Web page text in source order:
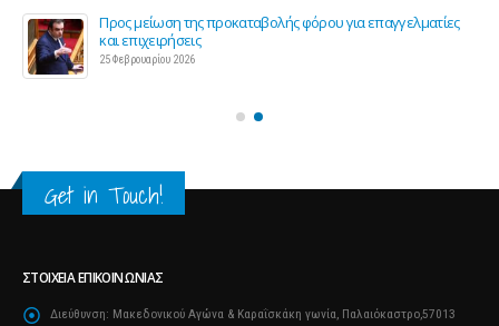
Προς μείωση της προκαταβολής φόρου για επαγγελματίες
και επιχειρήσεις
25 Φεβρουαρίου 2026
Get in Touch!
ΣΤΟΙΧΕΊΑ ΕΠΙΚΟΙΝΩΝΊΑΣ
Διεύθυνση: Μακεδονικού Αγώνα & Καραΐσκάκη γωνία, Παλαιόκαστρο,57013